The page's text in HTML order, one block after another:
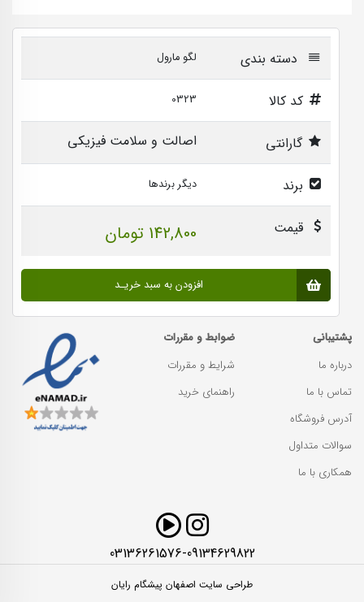
دسته بندی لگو مارول
کد کالا 0323
گارانتی اصالت و سلامت فیزیکی
برند دیگر برندها
قیمت 142,800 تومان
افزودن به سبد خریـد
پشتیبانی
درباره ما
تماس با ما
آدرس فروشگاه
سوالات متداول
همکاری با ما
ضوابط و مقررات
شرایط و مقررات
راهنمای خرید
03136261576-09134629822
طراحی سایت اصفهان پیشگام رایان